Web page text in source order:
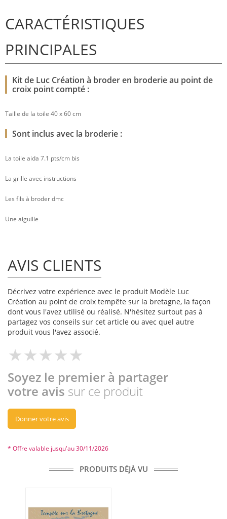
CARACTÉRISTIQUES
PRINCIPALES
Kit de Luc Création à broder en broderie au point de
croix point compté :
Taille de la toile 40 x 60 cm
Sont inclus avec la broderie :
La toile aida 7.1 pts/cm bis
La grille avec instructions
Les fils à broder dmc
Une aiguille
AVIS CLIENTS
Décrivez votre expérience avec le produit Modèle Luc
Création au point de croix tempête sur la bretagne, la façon
dont vous l'avez utilisé ou réalisé. N'hésitez surtout pas à
partagez vos conseils sur cet article ou avec quel autre
produit vous l'avez associé.
Soyez le premier à partager
votre avis sur ce produit
Donner votre avis
* Offre valable jusqu'au 30/11/2026
PRODUITS DÉJÀ VU